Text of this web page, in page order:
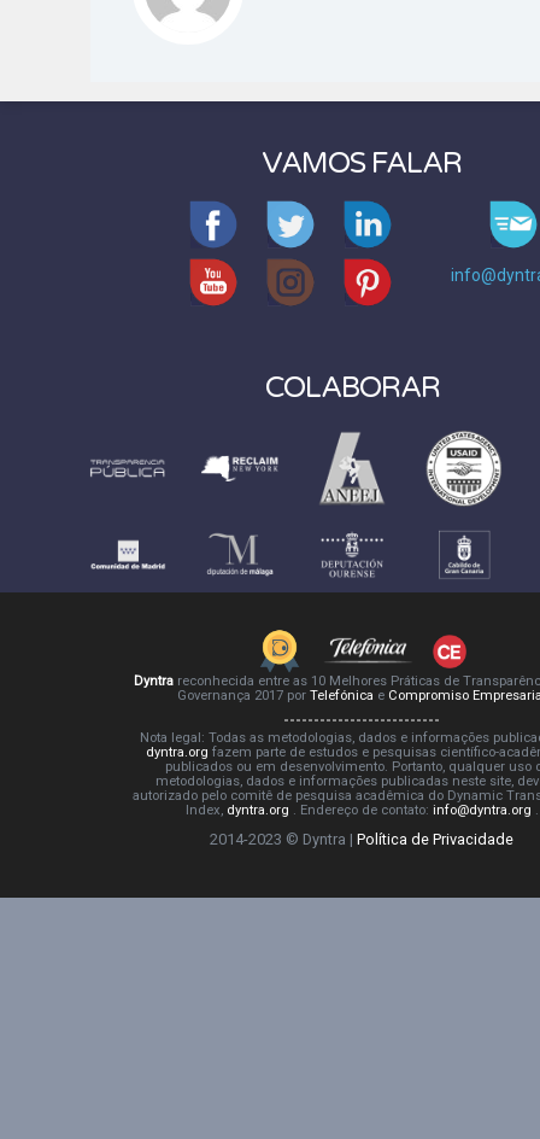
VAMOS FALAR
COLABORAR
Dyntra reconhecida entre as 10 Melhores Práticas de
Governança 2017 por Telefónica e Compromiso
Nota legal: Todas as metodologias, dados e informações
dyntra.org fazem parte de estudos e pesquisas científico-
publicados ou em desenvolvimento. Portanto, qualquer uso
metodologias, dados e informações publicadas neste site,
autorizado pelo comitê de pesquisa acadêmica do Dynamic
Index, dyntra.org . Endereço de contato: info@dyntra.org .
2014-2023 © Dyntra | Política de Privacidade